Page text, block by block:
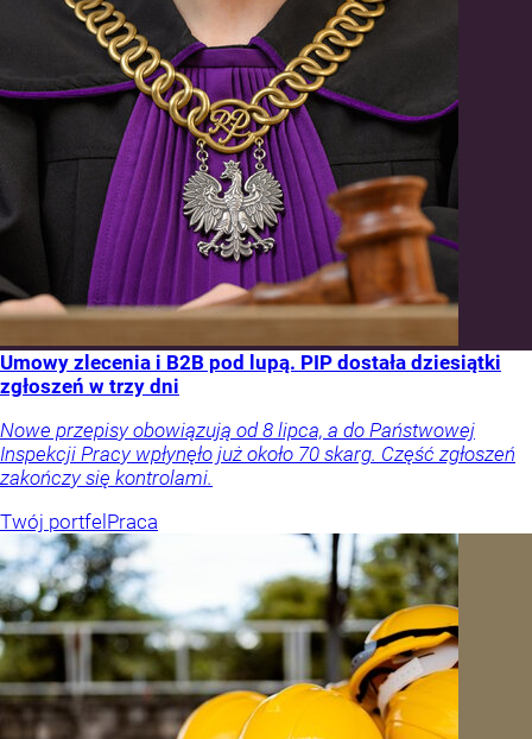
Umowy zlecenia i B2B pod lupą. PIP dostała dziesiątki
zgłoszeń w trzy dni
Nowe przepisy obowiązują od 8 lipca, a do Państwowej
Inspekcji Pracy wpłynęło już około 70 skarg. Część zgłoszeń
zakończy się kontrolami.
Twój portfelPraca